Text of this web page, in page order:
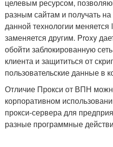
целевым ресурсом,
разным сайтам и получать
данной технологии
заменяется другим. Proxy
обойти заблокированную
клиента и защититься от
пользовательские данные в
Отличие Прокси от ВПН
корпоративном
прокси-сервера для
разные программные